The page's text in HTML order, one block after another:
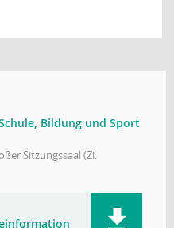
Bildung und Sport
Sitzungssaal (Zi.